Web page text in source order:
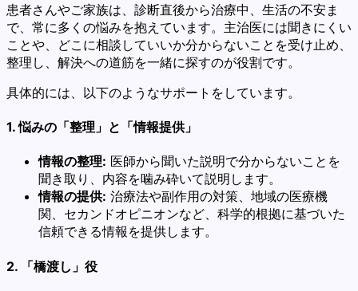
患者さんやご家族は、診断直後から治療中、生活の不安ま
で、常に多くの悩みを抱えています。主治医には聞きにくい
ことや、どこに相談していいか分からないことを受け止め、
整理し、解決への道筋を一緒に探すのが役割です。
具体的には、以下のようなサポートをしています。
1. 悩みの「整理」と「情報提供」
情報の整理: 医師から聞いた説明で分からないことを
聞き取り、内容を噛み砕いて説明します。
情報の提供: 治療法や副作用の対策、地域の医療機
関、セカンドオピニオンなど、科学的根拠に基づいた
信頼できる情報を提供します。
2. 「橋渡し」役